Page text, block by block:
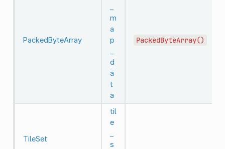
PackedByteArray
m
a
p
d
a
t
a
PackedByteArray()
TileSet
til
e
s